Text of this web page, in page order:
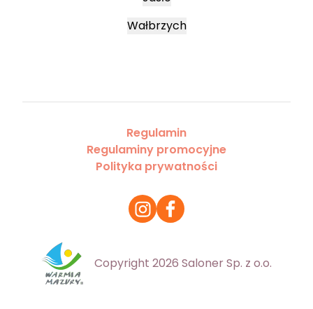
Wałbrzych
Regulamin
Regulaminy promocyjne
Polityka prywatności
Copyright 2026 Saloner Sp. z o.o.